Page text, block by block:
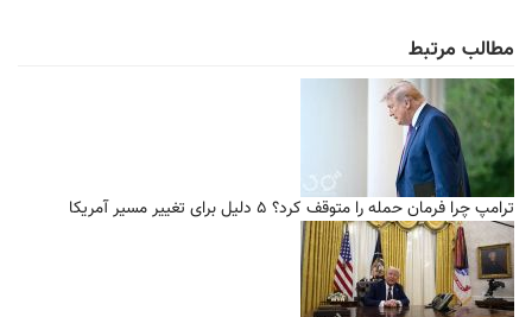
مطالب مرتبط
ترامپ چرا فرمان حمله را متوقف کرد؟ ۵ دلیل برای تغییر مسیر آمریکا